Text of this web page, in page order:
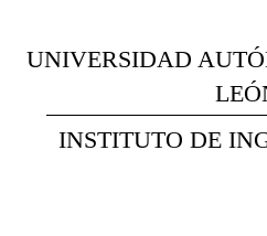
UNIVERSIDAD
INSTITUTO DE